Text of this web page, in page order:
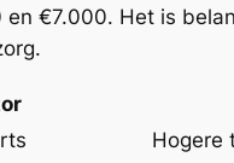
€7.000. Het is
Hogere